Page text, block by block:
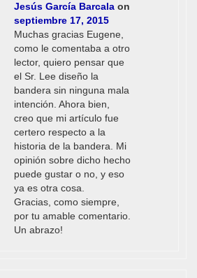
Jesús García Barcala on
septiembre 17, 2015
Muchas gracias Eugene,
como le comentaba a otro
lector, quiero pensar que
el Sr. Lee diseño la
bandera sin ninguna mala
intención. Ahora bien,
creo que mi artículo fue
certero respecto a la
historia de la bandera. Mi
opinión sobre dicho hecho
puede gustar o no, y eso
ya es otra cosa.
Gracias, como siempre,
por tu amable comentario.
Un abrazo!